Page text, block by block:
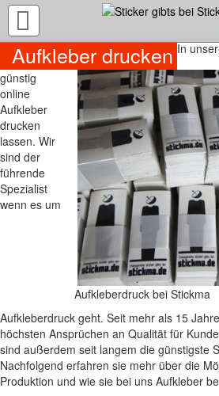
TOGGLE
NAVIGATION
Aufkleber drucken
Aufkleberdruck bei Stickma
In
günstig
online
Aufkleber
drucken
lassen. Wir
sind der
führende
Spezialist
wenn es um
Aufkleberdruck geht. Seit mehr als 15
höchsten Ansprüchen an Qualität für
sind außerdem seit langem die günstigste
Nachfolgend erfahren sie mehr über die
Produktion und wie sie bei uns Aufkleber